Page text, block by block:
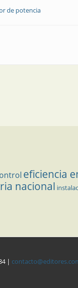
de potencia
eficiencia
nacional
|